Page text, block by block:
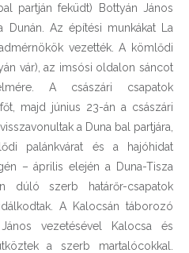
partján feküdt) Bottyán János
Dunán. Az építési munkákat La
vezették. A kömlődi
vár), az imsósi oldalon sáncot
A császári csapatok
majd június 23-án a császári
a Duna bal partjára,
palánkvárat és a hajóhidat
– április elején a Duna-Tisza
dúló szerb határőr-csapatok
A Kalocsán táborozó
vezetésével Kalocsa és
a szerb martalócokkal.